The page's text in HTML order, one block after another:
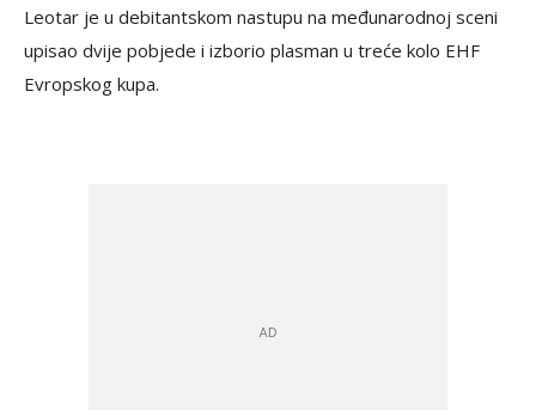
Leotar je u debitantskom nastupu na međunarodnoj sceni
upisao dvije pobjede i izborio plasman u treće kolo EHF
Evropskog kupa.